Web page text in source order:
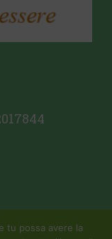
tu possa avere la